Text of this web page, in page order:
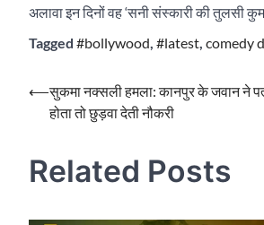
अलावा इन दिनों वह ‘सनी संस्कारी की तुलसी
Tagged #bollywood #latest comedy
Post
navigation
⟵सुकमा नक्सली हमला: कानपुर के जवान ने
होता तो छुड़वा देती नौकरी
Related Posts